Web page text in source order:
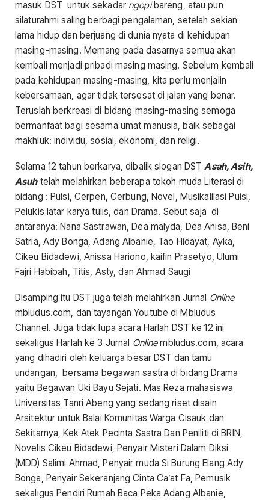
masuk DST untuk sekadar ngopibareng, atau pun
silaturahmi saling berbagi pengalaman, setelah sekian
lama hidup dan berjuang di dunia nyata di kehidupan
masing-masing. Memang pada dasarnya semua akan
kembali menjadi pribadi masing masing. Sebelum kembali
pada kehidupan masing-masing, kita perlu menjalin
kebersamaan, agar tidak tersesat di jalan yang benar.
Teruslah berkreasi di bidang masing-masing semoga
bermanfaat bagi sesama umat manusia, baik sebagai
makhluk: individu, sosial, ekonomi, dan religi.
Selama 12 tahun berkarya, dibalik slogan DSTAsah, Asih,
Asuhtelah melahirkan beberapa tokoh muda Literasi di
bidang : Puisi, Cerpen, Cerbung, Novel, Musikalilasi Puisi,
Pelukis latar karya tulis, dan Drama. Sebut saja di
antaranya: Nana Sastrawan, Dea malyda, Dea Anisa, Beni
Satria, Ady Bonga, Adang Albanie, Tao Hidayat, Ayka,
Cikeu Bidadewi, Anissa Hariono, kaifin Prasetyo, Ulumi
Fajri Habibah, Titis, Asty, dan Ahmad Saugi
Disamping itu DST juga telah melahirkan Jurnal Online
mbludus.com, dan tayangan Youtube di Mbludus
Channel. Juga tidak lupa acara Harlah DST ke 12 ini
sekaligus Harlah ke 3 Jurnal Onlinembludus.com, acara
yang dihadiri oleh keluarga besar DST dan tamu
undangan, bersama begawan sastra di bidang Drama
yaitu Begawan Uki Bayu Sejati. Mas Reza mahasiswa
Universitas Tanri Abeng yang sedang riset disain
Arsitektur untuk Balai Komunitas Warga Cisauk dan
Sekitarnya, Kek Atek Pecinta Sastra Dan Peniliti di BRIN,
Novelis Cikeu Bidadewi, Penyair Misteri Dalam Diksi
(MDD) Salimi Ahmad, Penyair muda Si Burung Elang Ady
Bonga, Penyair Sekeranjang Cinta Ca’at Fa, Pemusik
sekaligus Pendiri Rumah Baca Peka Adang Albanie,